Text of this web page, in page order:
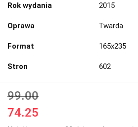
Rok wydania 2015
Oprawa Twarda
Format 165x235
Stron 602
99.00
74.25